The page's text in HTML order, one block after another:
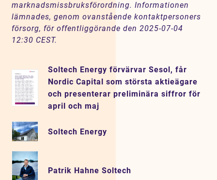
marknadsmissbruksförordning. Informationen
lämnades, genom ovanstående kontaktpersoners
försorg, för offentliggörande den 2025-07-04
12:30 CEST.
Soltech Energy förvärvar Sesol, får
Nordic Capital som största aktieägare
och presenterar preliminära siffror för
april och maj
Soltech Energy
Patrik Hahne Soltech